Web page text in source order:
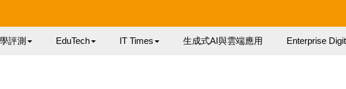
評測 EduTech IT Times 生成式AI與雲端應用 Enterprise